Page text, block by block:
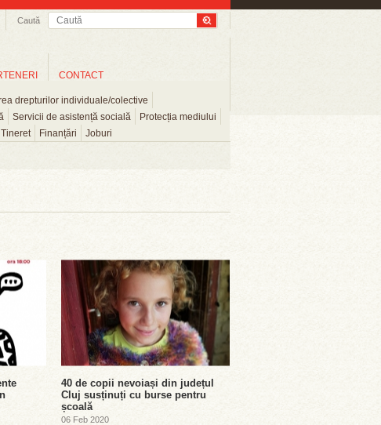
Caută
drepturilor individuale/colective
Servicii de asistență socială
Protecția mediului
Tineret Finanțări Joburi
CONTACT
40 de copii nevoiași din județul
Cluj susținuți cu burse pentru
școală
06 Feb 2020